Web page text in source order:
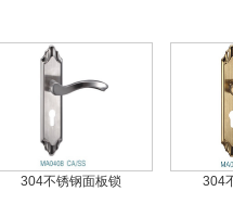
304不锈钢面板锁 304